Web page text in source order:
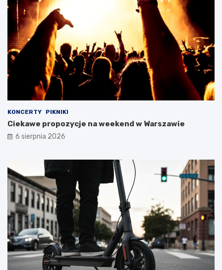
KONCERTY PIKNIKI
Ciekawe propozycje na weekend w Warszawie
6 sierpnia 2026